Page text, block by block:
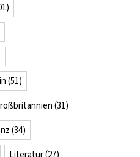
(51)
(31)
(34)